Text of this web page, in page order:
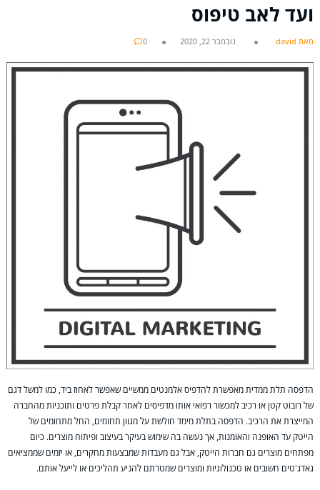
ועד לאב טיפוס
מאת david נובמבר 22, 2020 0
הדפסה תלת ממדית מאפשרת להדפיס אלמנטים ממשיים שאפשר לאחוז ביד, כמו למשל דגם
של רובוט קטן או רכיב למכשור רפואי אותו מדפיסים לאחר קבלת פרטים ותוכניות מהחברה
המייצרת את הרכיב. הדפסה בתלת מימד חולשת על מגוון תחומים, החל מתחומים של
הייטק עד האופנה והאומנות, אך נעשה בה שימוש בעיקר בעיצוב ופיתוח מוצרים. כיום
מפתחים מוצרים גם חברות הייטק, אבל גם מעבדות שמבצעות מחקרים, או יזמים שממציאים
גאדג'טים חשובים או טכנולוגיות ומוצרים שמטרתם להניע תהליכים או לייעל אותם.